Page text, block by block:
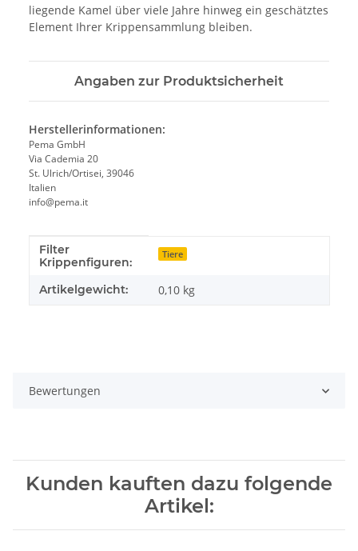
liegende Kamel über viele Jahre hinweg ein geschätztes
Element Ihrer Krippensammlung bleiben.
Angaben zur Produktsicherheit
Herstellerinformationen:
Pema GmbH
Via Cademia 20
St. Ulrich/Ortisei, 39046
Italien
info@pema.it
Produkteigenschaft
Wert
Filter
Krippenfiguren:
Tiere
Artikelgewicht: 0,10 kg
Bewertungen
Kunden kauften dazu folgende
Artikel: